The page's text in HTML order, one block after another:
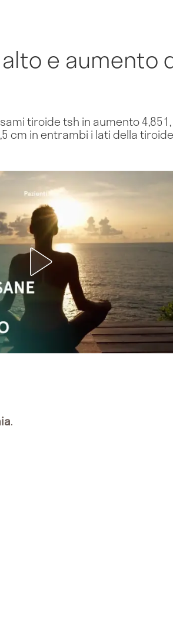
e aumento
tiroide tsh in aumento
cm in entrambi i lati della
.